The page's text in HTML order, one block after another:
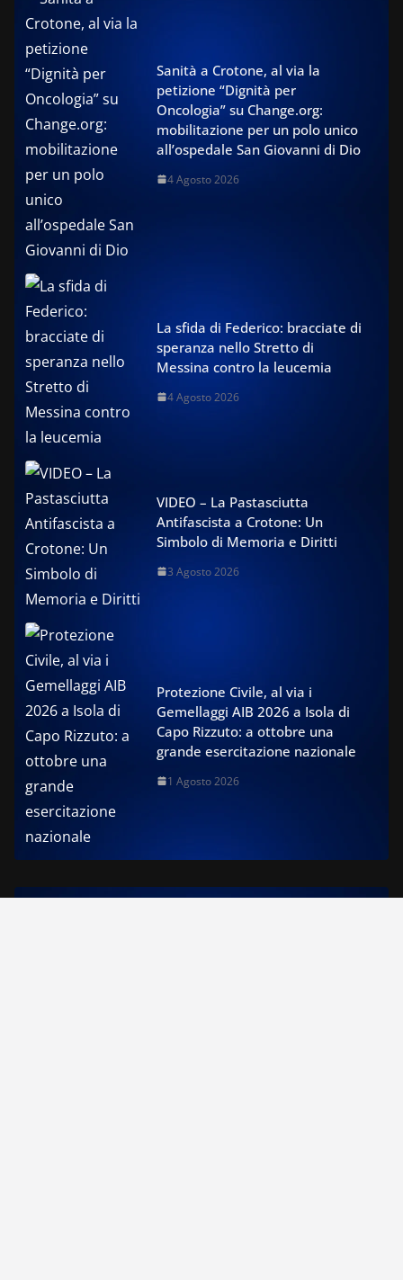
Sanità a Crotone, al via la
petizione “Dignità per
Oncologia” su Change.org:
mobilitazione per un polo unico
all’ospedale San Giovanni di Dio
4 Agosto 2026
La sfida di Federico: bracciate di
speranza nello Stretto di
Messina contro la leucemia
4 Agosto 2026
VIDEO – La Pastasciutta
Antifascista a Crotone: Un
Simbolo di Memoria e Diritti
3 Agosto 2026
Protezione Civile, al via i
Gemellaggi AIB 2026 a Isola di
Capo Rizzuto: a ottobre una
grande esercitazione nazionale
1 Agosto 2026